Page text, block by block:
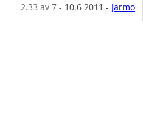
2.33 av 7- 10.6 2011 - Jarmo